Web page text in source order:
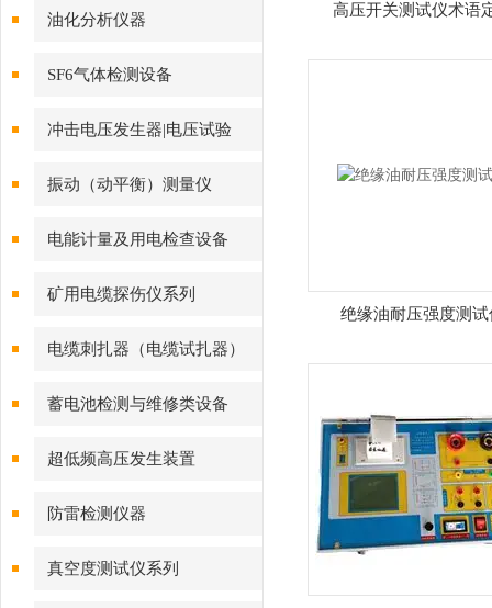
油化分析仪器
SF6气体检测设备
冲击电压发生器|电压试验
振动（动平衡）测量仪
电能计量及用电检查设备
矿用电缆探伤仪系列
电缆刺扎器（电缆试扎器）
蓄电池检测与维修类设备
超低频高压发生装置
防雷检测仪器
真空度测试仪系列
高压开关测试仪术语
绝缘油耐压强度测试